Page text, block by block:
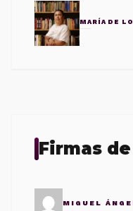
MARÍA DE
Firmas
MIGUEL